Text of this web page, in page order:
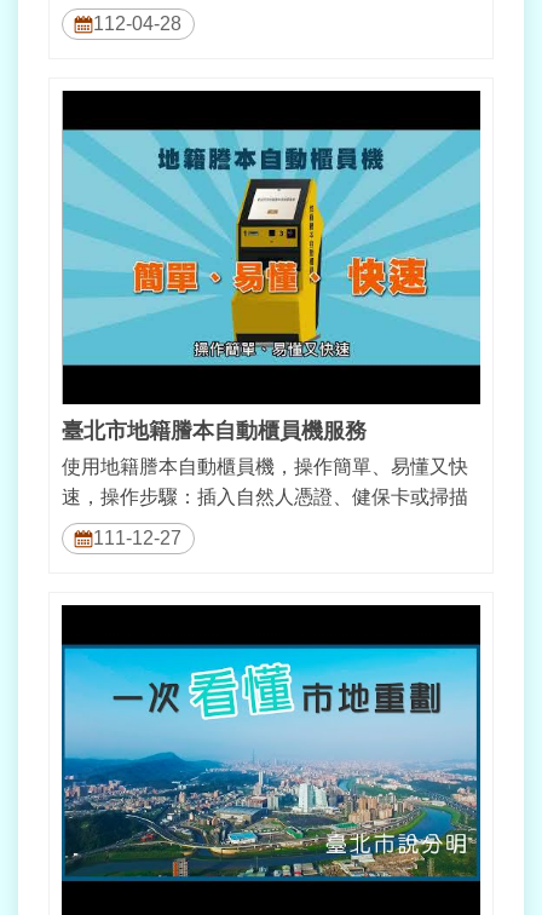
112-04-28
出門、免排隊，輕輕鬆鬆線上完成不動...
臺北市地籍謄本自動櫃員機服務
111-12-27
使用地籍謄本自動櫃員機，操作簡單、易懂又快
速，操作步驟：插入自然人憑證、健保卡或掃描
身分證點選輸入申請標的嗶悠遊卡完成付...